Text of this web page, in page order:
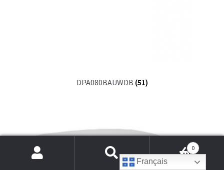
DPA080BAUWDB (51)
Recherche
0
Français